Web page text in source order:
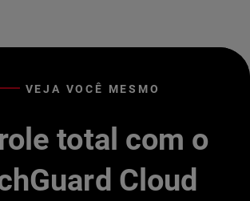
VEJA VOCÊ MESMO
total com o
Cloud